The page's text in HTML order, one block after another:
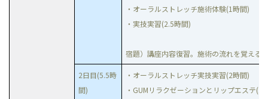
・オーラルストレッチ施術体験(1時間)
・実技実習(2.5時間)
宿題）講座内容復習。施術の流れを覚える
2日目(5.5時
間)
・オーラルストレッチ実技実習(2時間)
・GUMリラクゼーションとリップエステ